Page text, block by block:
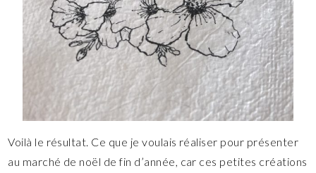
Voilà le résultat. Ce que je voulais réaliser pour présenter
au marché de noël de fin d’année, car ces petites créations